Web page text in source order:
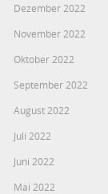
Dezember 2022
November 2022
Oktober 2022
September 2022
August 2022
Juli 2022
Juni 2022
Mai 2022